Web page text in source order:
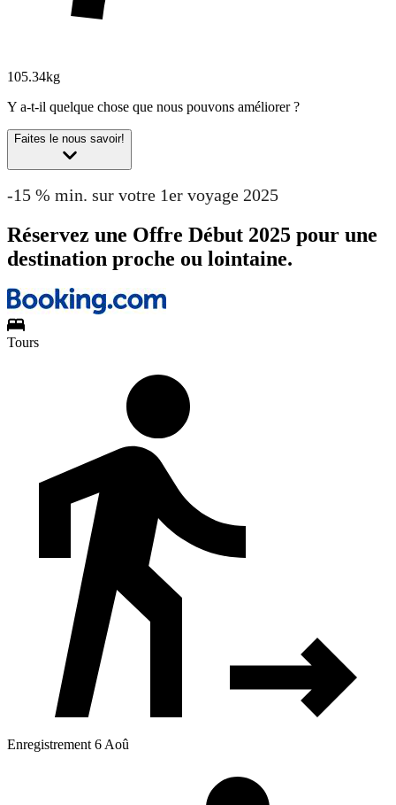
105.34kg
Y a-t-il quelque chose que nous pouvons améliorer ?
Faites le nous savoir!
-15 % min. sur votre 1er voyage 2025
Réservez une Offre Début 2025 pour une
destination proche ou lointaine.
Tours
Enregistrement 6 Aoû